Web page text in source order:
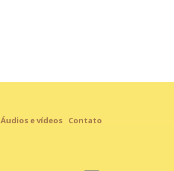
Áudios e vídeos Contato